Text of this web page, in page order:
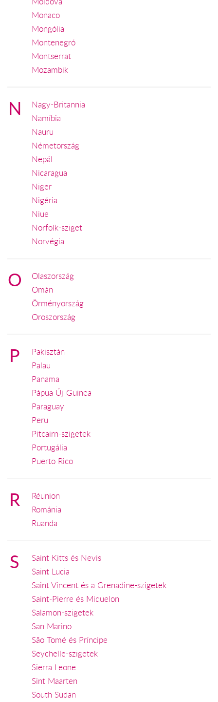
Monaco
Mongólia
Montenegró
Montserrat
Mozambik
N
Nagy-Britannia
Namíbia
Nauru
Németország
Nepál
Nicaragua
Niger
Nigéria
Niue
Norfolk-sziget
Norvégia
O
Olaszország
Omán
Örményország
Oroszország
P
Pakisztán
Palau
Panama
Pápua Új-Guinea
Paraguay
Peru
Pitcairn-szigetek
Portugália
Puerto Rico
R
Réunion
Románia
Ruanda
S
Saint Kitts és Nevis
Saint Lucia
Saint Vincent és a Grenadine-szigetek
Saint-Pierre és Miquelon
Salamon-szigetek
San Marino
São Tomé és Príncipe
Seychelle-szigetek
Sierra Leone
Sint Maarten
South Sudan